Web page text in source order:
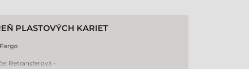
PLASTOVÝCH KARIET
Fargo
Retransferová •